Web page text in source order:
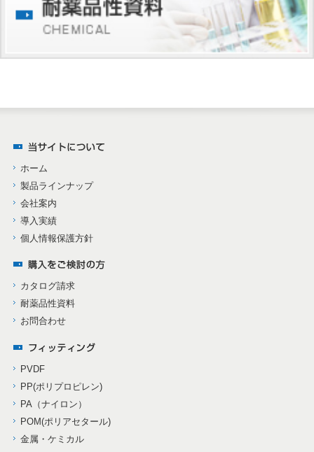
ホーム
製品ラインナップ
会社案内
導入実績
個人情報保護方針
カタログ請求
耐薬品性資料
お問合わせ
PVDF
PP(ポリプロピレン)
PA（ナイロン）
POM(ポリアセタール)
金属・ケミカル